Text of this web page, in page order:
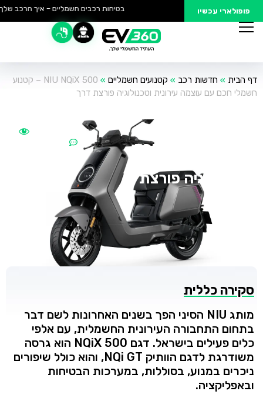
פופולארי עכשיו בטיחות רכבים חשמליים – איך הרכב
דף הבית » חדשות רכב » קטנועים חשמליים »
NIU NQiX 500 – קטנוע
חשמלי חכם עם עוצמה עירונית וטכנולוגיה פורצת דרך
קטנוע חשמלי חכם
וטכנולוגיה פורצת
פורסם:
13:09
סקירה כללית
מותג NIU הסיני הפך בשנים האחרונות לשם דבר
בתחום התחבורה העירונית החשמלית, עם אלפי
כלים פעילים בישראל. דגם NQiX 500 הוא גרסה
משודרגת לדגם הוותיק NQi GT, והוא כולל שיפורים
ניכרים במנוע, בסוללות, במערכות הבטיחות
ובאפליקציה.